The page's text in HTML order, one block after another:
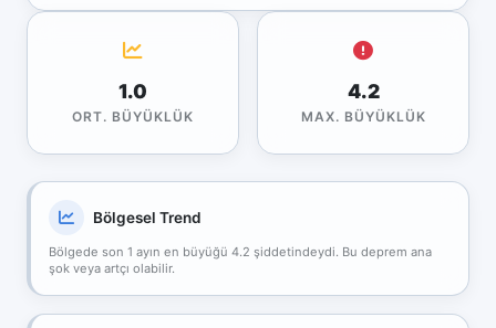
1.0
ORT. BÜYÜKLÜK
4.2
MAX. BÜYÜKLÜK
Bölgesel Trend
Bölgede son 1 ayın en büyüğü 4.2 şiddetindeydi. Bu deprem ana
şok veya artçı olabilir.